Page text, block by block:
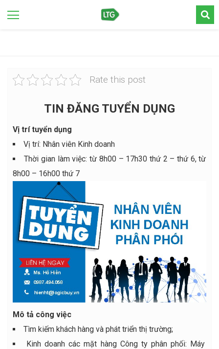
Rate this post
TIN ĐĂNG TUYỂN DỤNG
Vị trí tuyển dụng
Vị trí: Nhân viên Kinh doanh
Thời gian làm việc: từ 8h00 – 17h30 thứ 2 – thứ 6, từ
8h00 – 16h00 thứ 7
Mô tả công việc
Tìm kiếm khách hàng và phát triển thị trường;
Kinh doanh các mặt hàng Công ty phân phối: Máy